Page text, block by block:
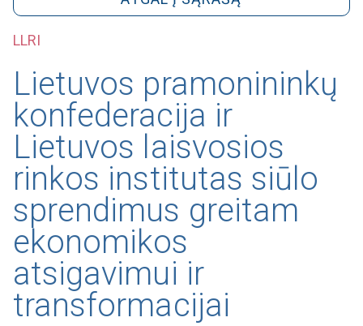
LLRI
Lietuvos pramonininkų
konfederacija ir
Lietuvos laisvosios
rinkos institutas siūlo
sprendimus greitam
ekonomikos
atsigavimui ir
transformacijai